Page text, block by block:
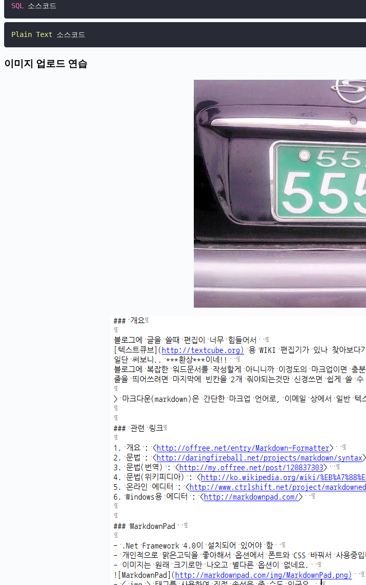
SQL 소스코드
Plain Text 소스코드
이미지 업로드 연습